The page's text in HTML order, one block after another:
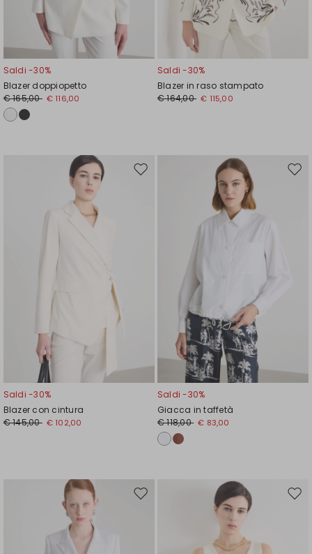
Saldi -30%
Blazer doppiopetto
€ 165,00 € 116,00
Saldi -30%
Blazer in raso stampato
€ 164,00 € 115,00
Sposta
Saldi -30%
Blazer con cintura
€ 145,00 € 102,00
Saldi -30%
Giacca in taffetà
€ 118,00 € 83,00
Sposta